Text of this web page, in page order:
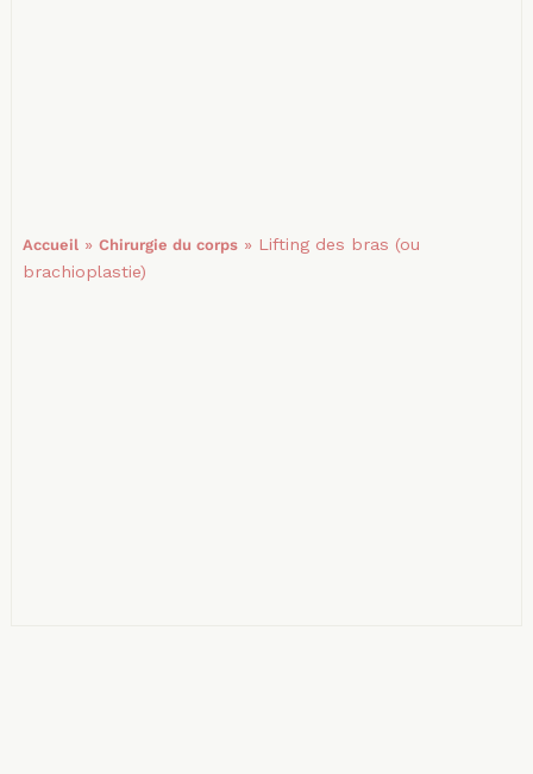
Accueil» Chirurgie du corps» Lifting des bras (ou
brachioplastie)